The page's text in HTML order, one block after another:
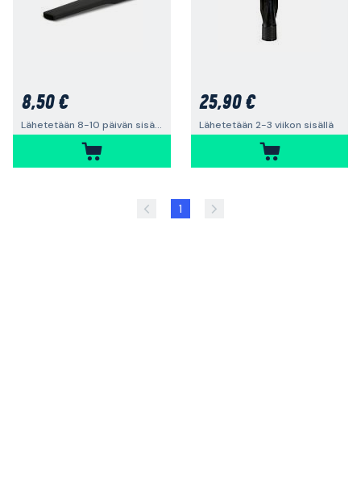
8,50 €
Lähetetään 8-10 päivän sisällä
25,90 €
Lähetetään 2-3 viikon sisällä
1